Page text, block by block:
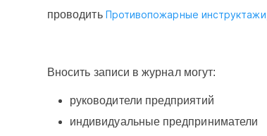
проводить Противопожарные инструктажи,
Вносить записи в журнал могут:
руководители предприятий
индивидуальные предприниматели